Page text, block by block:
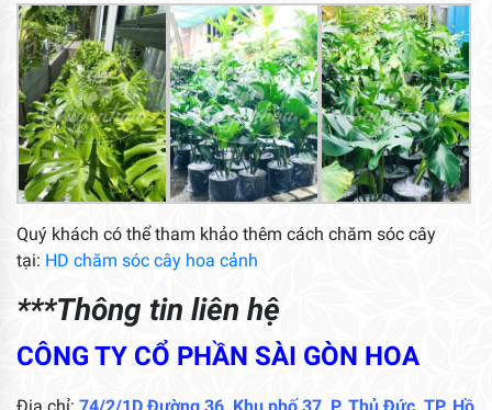
Quý khách có thể tham khảo thêm cách chăm sóc cây
tại: HD chăm sóc cây hoa cảnh
***Thông tin liên hệ
CÔNG TY CỔ PHẦN SÀI GÒN HOA